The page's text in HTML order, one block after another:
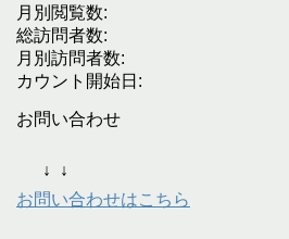
月別閲覧数:
総訪問者数:
月別訪問者数:
カウント開始日:
お問い合わせ
↓
↓
お問い合わせはこちら